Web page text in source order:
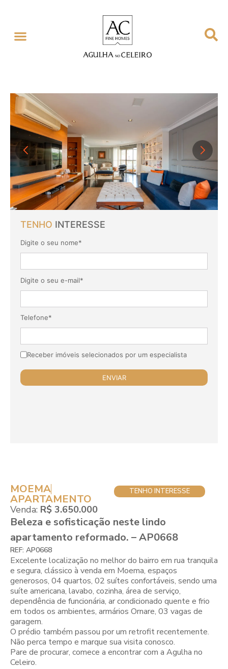
TENHO INTERESSE
Digite o seu nome*
Digite o seu e-mail*
Telefone*
Receber imóveis selecionados por um especialista
MOEMA
APARTAMENTO
Venda: R$ 3.650.000
TENHO INTERESSE
Beleza e sofisticação neste lindo
apartamento reformado. – AP0668
REF: AP0668
Excelente localização no melhor do bairro em rua tranquila
e segura, clássico à venda em Moema, espaços
generosos, 04 quartos, 02 suítes confortáveis, sendo uma
suíte americana, lavabo, cozinha, área de serviço,
dependência de funcionária, ar condicionado quente e frio
em todos os ambientes, armários Ornare, 03 vagas de
garagem.
O prédio também passou por um retrofit recentemente.
Não perca tempo e marque sua visita conosco.
Pare de procurar, comece a encontrar com a Agulha no
Celeiro.